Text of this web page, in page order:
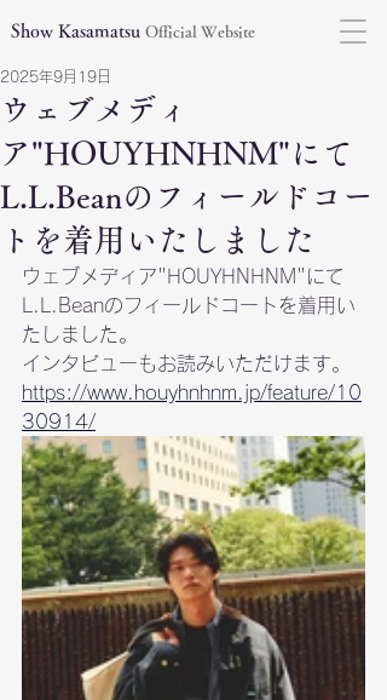
Show Kasamatsu Official Website
ウェブメディ
ア"HOUYHNHNM"にて
L.L.Beanのフィールドコー
トを着用いたしました
2025年9月19日
ウェブメディア"HOUYHNHNM"にて
L.L.Beanのフィールドコートを着用い
たしました。
インタビューもお読みいただけます。
https://www.houyhnhnm.jp/feature/10
30914/